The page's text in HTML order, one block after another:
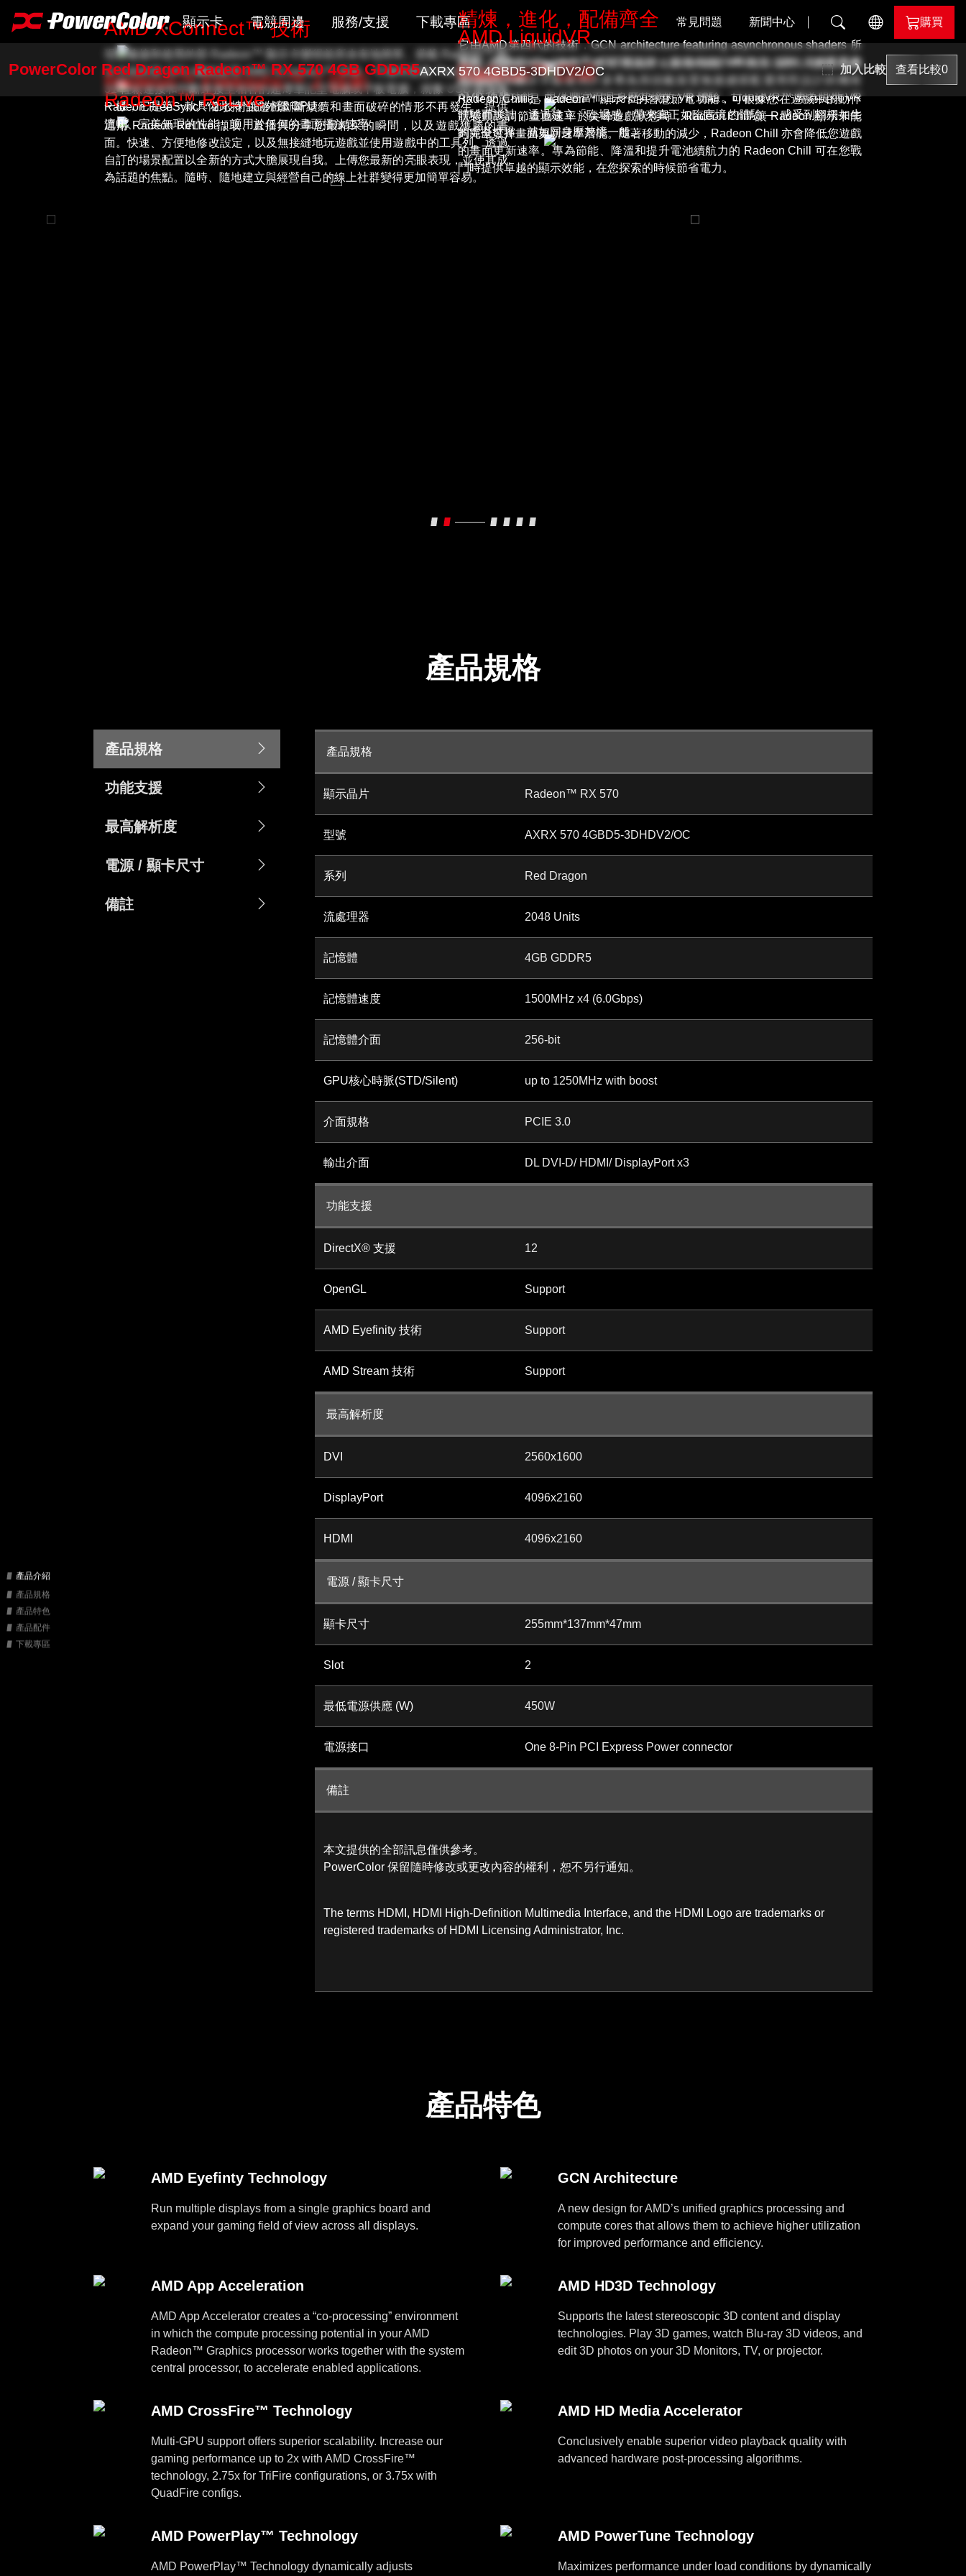
顯示卡
AI PRO Series
RX 9000 Series
RX 7000 Series
RX 6000 Series
Red Devil
Hellhound
Reaper
電競周邊
滑鼠
滑鼠墊
替換式背版
探索全部
服務/支援
保固
條款
延長
保固
線上
下載專區 常見問題 新聞中心 購買
PowerColor Red Dragon Radeon™ RX 570 4GB GDDR5AXRX 570 4GBD5-3DHDV2/OC 加入比較 查看比較0
產品介紹
產品規格
產品特色
產品配件
下載專區
精煉，進化，配備齊全
它由AMD第四代的技術，GCN architecture featuring asynchronous shaders 所
支持，專為GloFo 14nm FinFET而設計，提供卓越的VR能力，讓玩家感受高畫
質的虛擬實境。
AMD XConnect™ 技術
現在連接和使用外部 Radeon™ 顯示卡變得前所未有地簡單。搭載 Radeon™ 顯
示卡的外部 GPU 機箱採用 AMD XConnect™ 技術，可隨時透過 Thunderbolt™
31 輕鬆連接和中斷連接至相容的超薄筆記型電腦或平板電腦，就像 USB 隨身碟
一樣；它是第一款具備此特性的外部 GPU！
AMD LiquidVR
AMD 的創新 LiquidVR™ 技術藉由簡化和最佳化 VR 內容製作、讓相容的
Radeon™ 顯示卡能運用許多專為與頭戴裝置無接縫搭配運用而設計的獨有
AMD 硬體功能，提供豐富而且身歷其境的 VR 體驗。LiquidVR™ 專為提供 VR
體驗而設計，透過建立「臨場感」帶來真正如臨實境的體驗 — 感受到栩栩如生
的虛擬世界，就如同身歷其境一般。
Radeon™ Freesync™ 2 技術
Radeon FreeSync™ 2 技術讓遊戲斷斷續續和畫面破碎的情形不再發生，提供
流暢、完美無瑕的性能，適用於任何的畫面播放速率。
Radeon™ Chill
Radeon Chill 是 Radeon™ 顯示卡的智慧節電功能，可根據您在遊戲中的動作
狀態動態調節畫面速率於尖峰遊戲狀態時，Radeon Chill 讓 Radeon 顯示卡能
夠完全發揮畫面更新速率潛能。隨著移動的減少，Radeon Chill 亦會降低您遊戲
的畫面更新速率。專為節能、降溫和提升電池續航力的 Radeon Chill 可在您戰
鬥時提供卓越的顯示效能，在您探索的時候節省電力。
Radeon™ ReLive
運用 Radeon ReLive 擷取、直播與分享您最精采的瞬間，以及遊戲獲勝的畫
面。快速、方便地修改設定，以及無接縫地玩遊戲並使用遊戲中的工具列。透過
自訂的場景配置以全新的方式大膽展現自我。上傳您最新的亮眼表現，並使其成
為話題的焦點。隨時、隨地建立與經營自己的線上社群變得更加簡單容易。
產品規格
產品規格
功能支援
最高解析度
電源 / 顯卡尺寸
備註
產品規格
顯示晶片 Radeon™ RX 570
型號 AXRX 570 4GBD5-3DHDV2/OC
系列 Red Dragon
流處理器 2048 Units
記憶體 4GB GDDR5
記憶體速度 1500MHz x4 (6.0Gbps)
記憶體介面 256-bit
GPU核心時脈(STD/Silent) up to 1250MHz with boost
介面規格 PCIE 3.0
輸出介面 DL DVI-D/ HDMI/ DisplayPort x3
功能支援
DirectX® 支援 12
OpenGL Support
AMD Eyefinity 技術 Support
AMD Stream 技術 Support
最高解析度
DVI 2560x1600
DisplayPort 4096x2160
HDMI 4096x2160
電源 / 顯卡尺寸
顯卡尺寸 255mm*137mm*47mm
Slot 2
最低電源供應 (W) 450W
電源接口 One 8-Pin PCI Express Power connector
備註
本文提供的全部訊息僅供參考。
PowerColor 保留隨時修改或更改內容的權利，恕不另行通知。
The terms HDMI, HDMI High-Definition Multimedia Interface, and the HDMI Logo are trademarks or
registered trademarks of HDMI Licensing Administrator, Inc.
產品特色
AMD Eyefinty Technology
Run multiple displays from a single graphics board and
expand your gaming field of view across all displays.
GCN Architecture
A new design for AMD’s unified graphics processing and
compute cores that allows them to achieve higher utilization
for improved performance and efficiency.
AMD App Acceleration
AMD App Accelerator creates a “co-processing” environment
in which the compute processing potential in your AMD
Radeon™ Graphics processor works together with the system
central processor, to accelerate enabled applications.
AMD HD3D Technology
Supports the latest stereoscopic 3D content and display
technologies. Play 3D games, watch Blu-ray 3D videos, and
edit 3D photos on your 3D Monitors, TV, or projector.
AMD CrossFire™ Technology
Multi-GPU support offers superior scalability. Increase our
gaming performance up to 2x with AMD CrossFire™
technology, 2.75x for TriFire configurations, or 3.75x with
QuadFire configs.
AMD HD Media Accelerator
Conclusively enable superior video playback quality with
advanced hardware post-processing algorithms.
AMD PowerPlay™ Technology
AMD PowerPlay™ Technology dynamically adjusts
AMD PowerTune Technology
Maximizes performance under load conditions by dynamically